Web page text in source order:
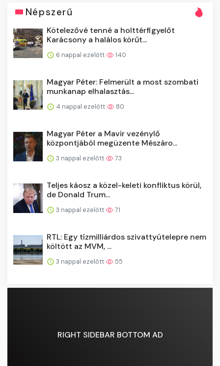
Népszerű
Kötelezővé tenné a holttérfigyelőt
Karácsony a halálos körűt...
6 nappal ezelőtt 140
Magyar Péter: Felmerült a most szombati
munkanap elhalasztás...
4 nappal ezelőtt 80
Magyar Péter a Mavir vezénylő
központjából megüzente Mészáro...
3 nappal ezelőtt 73
Teljes káosz a közel-keleti konfliktus körül,
de Donald Trum...
3 nappal ezelőtt 71
RTL: Egy tízmilliárdos szivattyútelepre nem
költött az MVM, ...
3 nappal ezelőtt 55
RIGHT SIDEBAR BOTTOM AD